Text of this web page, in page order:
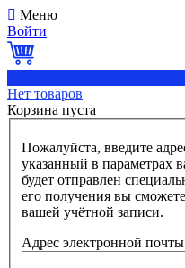
Меню
Войти
Нет товаров
Корзина пуста
Пожалуйста, введите
указанный в параметрах
будет отправлен
его получения вы
вашей учётной записи.
Адрес электронной почты